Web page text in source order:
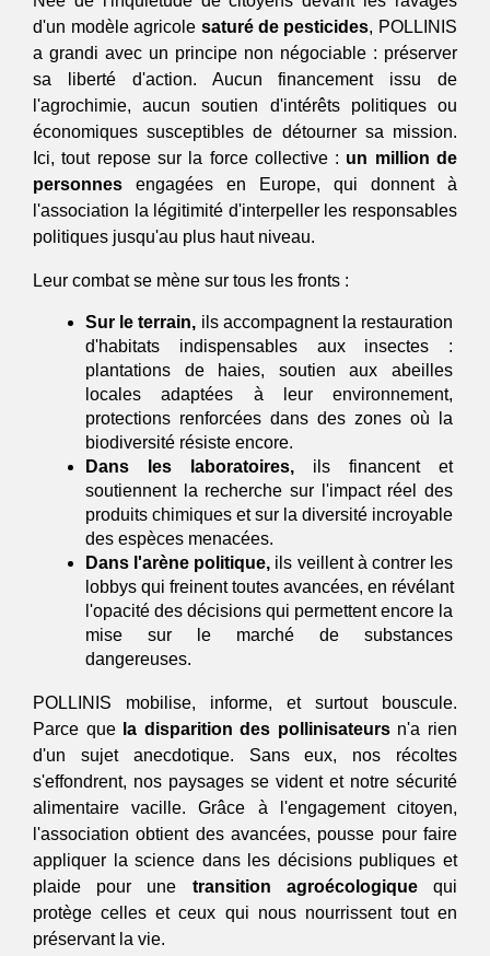
d'un modèle agricole saturé de pesticides, POLLINIS
a grandi avec un principe non négociable : préserver
sa liberté d'action. Aucun financement issu de
l'agrochimie, aucun soutien d'intérêts politiques ou
économiques susceptibles de détourner sa mission.
Ici, tout repose sur la force collective : un million de
personnes engagées en Europe, qui donnent à
l'association la légitimité d'interpeller les responsables
politiques jusqu'au plus haut niveau.
Leur combat se mène sur tous les fronts :
Sur le terrain, ils accompagnent la restauration
d'habitats indispensables aux insectes :
plantations de haies, soutien aux abeilles
locales adaptées à leur environnement,
protections renforcées dans des zones où la
biodiversité résiste encore.
Dans les laboratoires, ils financent et
soutiennent la recherche sur l'impact réel des
produits chimiques et sur la diversité incroyable
des espèces menacées.
Dans l'arène politique, ils veillent à contrer les
lobbys qui freinent toutes avancées, en révélant
l'opacité des décisions qui permettent encore la
mise sur le marché de substances
dangereuses.
POLLINIS mobilise, informe, et surtout bouscule.
Parce que la disparition des pollinisateurs n'a rien
d'un sujet anecdotique. Sans eux, nos récoltes
s'effondrent, nos paysages se vident et notre sécurité
alimentaire vacille. Grâce à l'engagement citoyen,
l'association obtient des avancées, pousse pour faire
appliquer la science dans les décisions publiques et
plaide pour une transition agroécologique qui
protège celles et ceux qui nous nourrissent tout en
préservant la vie.